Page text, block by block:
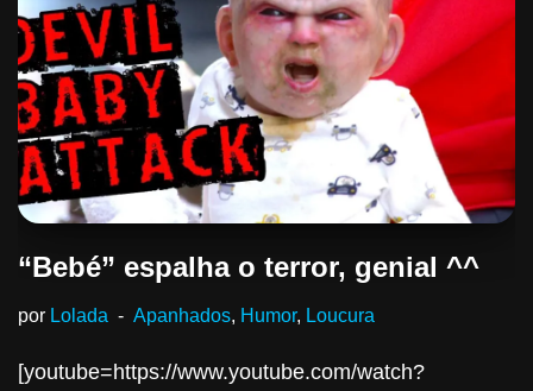
“Bebé” espalha o terror, genial ^^
por Lolada Apanhados, Humor, Loucura
[youtube=https://www.youtube.com/watch?